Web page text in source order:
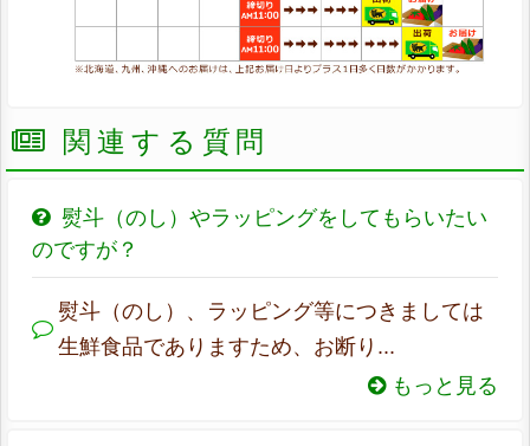
関連する質問
熨斗（のし）やラッピングをしてもらいたい
のですが？
熨斗（のし）、ラッピング等につきましては
生鮮食品でありますため、お断り...
もっと見る